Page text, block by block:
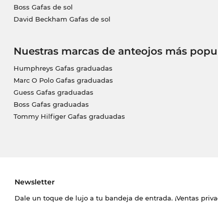
Boss Gafas de sol
David Beckham Gafas de sol
Nuestras marcas de anteojos más
Humphreys Gafas graduadas
Marc O Polo Gafas graduadas
Guess Gafas graduadas
Boss Gafas graduadas
Tommy Hilfiger Gafas graduadas
Newsletter
Dale un toque de lujo a tu bandeja de entrada. ¡Ventas